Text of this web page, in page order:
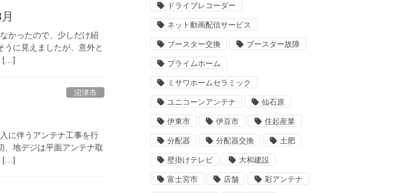
かったので、少しだけ紹
に見えましたが、意外と
[…]
沼津市
に伴うアンテナ工事を行
、地デジは平面アンテナ取
[…]
ドライブレコーダー
ネット動画配信サービス
ブースター交換 ブースター故障
プライムホーム
ミサワホームセラミック
ユニコーンアンテナ 仙石原
伊東市 伊豆市 住起産業
分配器 分配器交換 土肥
壁掛けテレビ 大和建設
富士宮市 店舗 彩アンテナ